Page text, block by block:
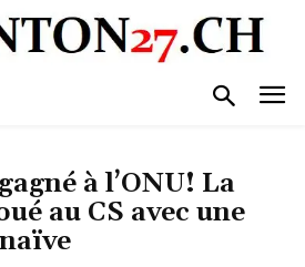
à l’ONU! La
au CS avec une